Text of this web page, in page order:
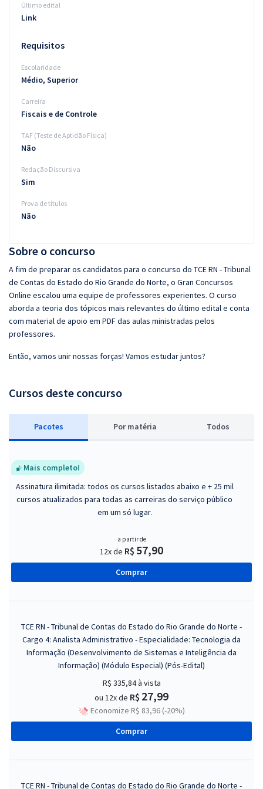
Sobre o concurso
A fim de preparar os candidatos para o concurso do TCE RN - Tribunal
de Contas do Estado do Rio Grande do Norte, o Gran Concursos
Online escalou uma equipe de professores experientes. O curso
aborda a teoria dos tópicos mais relevantes do último edital e conta
com material de apoio em PDF das aulas ministradas pelos
professores.
Então, vamos unir nossas forças! Vamos estudar juntos?
Cursos deste concurso
Pacotes Por matéria Todos
Mais completo!
Assinatura ilimitada: todos os cursos listados abaixo e + 25 mil
cursos atualizados para todas as carreiras do serviço público
em um só lugar.
a partir de
12x de R$ 57,90
Comprar
TCE RN - Tribunal de Contas do Estado do Rio Grande do Norte -
Cargo 4: Analista Administrativo - Especialidade: Tecnologia da
Informação (Desenvolvimento de Sistemas e Inteligência da
Informação) (Módulo Especial) (Pós-Edital)
R$ 335,84à vista
ou 12x de R$ 27,99
Economize R$ 83,96 (-20%)
Comprar
TCE RN - Tribunal de Contas do Estado do Rio Grande do Norte -
Último edital
Link
Requisitos
Escolaridade
Médio, Superior
Carreira
Fiscais e de Controle
TAF (Teste de Aptidão Física)
Não
Redação Discursiva
Sim
Prova de títulos
Não